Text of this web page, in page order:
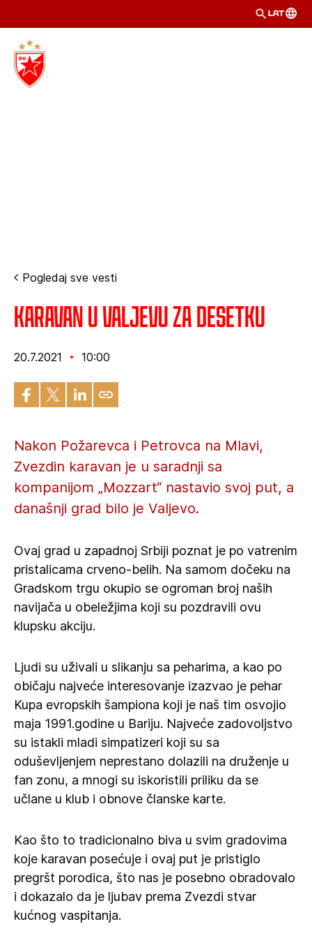
LAT
Pogledaj sve vesti
Karavan u Valjevu za desetku
20.7.2021 10:00
Nakon Požarevca i Petrovca na Mlavi,
Zvezdin karavan je u saradnji sa
kompanijom „Mozzart“ nastavio svoj put, a
današnji grad bilo je Valjevo.
Ovaj grad u zapadnoj Srbiji poznat je po vatrenim
pristalicama crveno-belih. Na samom dočeku na
Gradskom trgu okupio se ogroman broj naših
navijača u obeležjima koji su pozdravili ovu
klupsku akciju.
Ljudi su uživali u slikanju sa peharima, a kao po
običaju najveće interesovanje izazvao je pehar
Kupa evropskih šampiona koji je naš tim osvojio
maja 1991.godine u Bariju. Najveće zadovoljstvo
su istakli mladi simpatizeri koji su sa
oduševljenjem neprestano dolazili na druženje u
fan zonu, a mnogi su iskoristili priliku da se
učlane u klub i obnove članske karte.
Kao što to tradicionalno biva u svim gradovima
koje karavan posećuje i ovaj put je pristiglo
pregršt porodica, što nas je posebno obradovalo
i dokazalo da je ljubav prema Zvezdi stvar
kućnog vaspitanja.